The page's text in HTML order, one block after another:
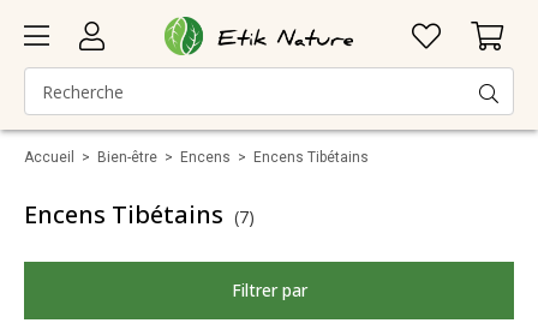
Accueil > Bien-être > Encens > Encens Tibétains
Encens Tibétains (7)
Filtrer par